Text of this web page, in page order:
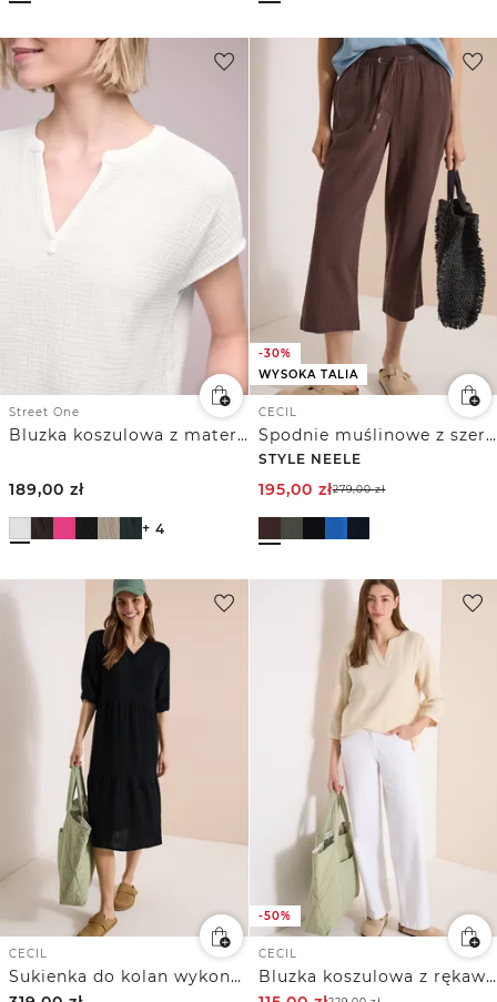
Street One
Bluzka koszulowa z materiału muślinowego
189,00 zł
+ 4
-30%
WYSOKA TALIA
CECIL
Spodnie muślinowe z szerokimi nogawkami 7/8
STYLE NEELE
195,00 zł279,00zł
CECIL
Sukienka do kolan wykonana z muślinu
-50%
CECIL
Bluzka koszulowa z rękawem 3/4 z muślinowego materiału